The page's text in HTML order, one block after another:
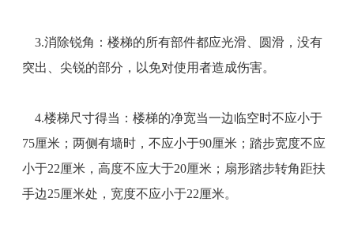
3.消除锐角：楼梯的所有部件都应光滑、圆滑，没有
突出、尖锐的部分，以免对使用者造成伤害。
4.楼梯尺寸得当：楼梯的净宽当一边临空时不应小于
75厘米；两侧有墙时，不应小于90厘米；踏步宽度不应
小于22厘米，高度不应大于20厘米；扇形踏步转角距扶
手边25厘米处，宽度不应小于22厘米。